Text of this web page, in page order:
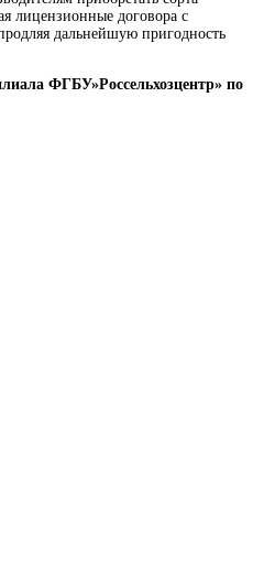
лицензионные договора с
дальнейшую пригодность
ФГБУ»Россельхозцентр» по